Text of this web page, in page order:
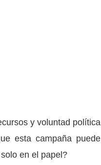
y voluntad política
esta campaña puede
en el papel?